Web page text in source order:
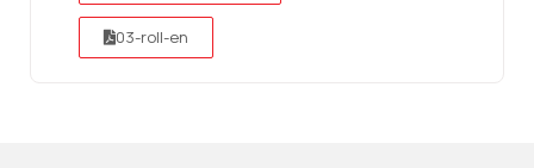
03-roll-en